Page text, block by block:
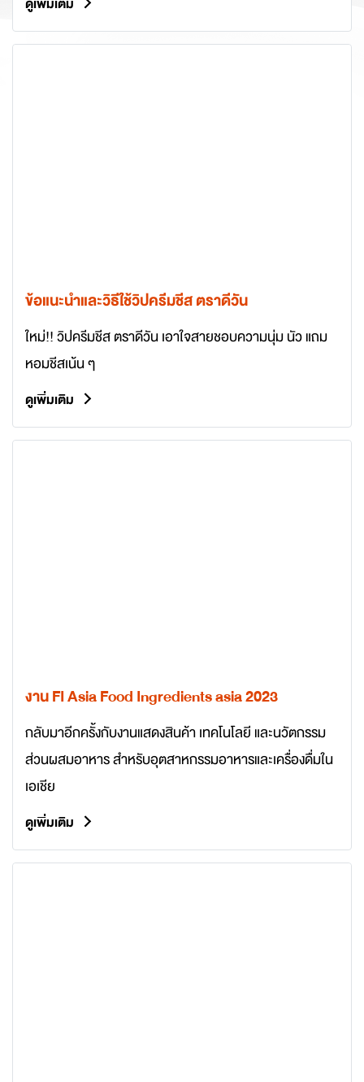
ข้อแนะนำและวิธีใช้วิปครีมชีส ตราดีวัน
ใหม่!! วิปครีมชีส ตราดีวัน เอาใจสายชอบความนุ่ม นัว แถม
หอมชีสเน้น ๆ
ดูเพิ่มเติม
งาน FI Asia Food Ingredients asia 2023
กลับมาอีกครั้งกับงานแสดงสินค้า เทคโนโลยี และนวัตกรรม
ส่วนผสมอาหาร สำหรับอุตสาหกรรมอาหารและเครื่องดื่มใน
เอเชีย
ดูเพิ่มเติม